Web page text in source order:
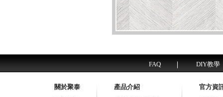
FAQ DIY教學
關於聚泰 產品介紹 官方資